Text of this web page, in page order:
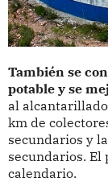
También se
potable y se
al
km de
secundarios y
secundarios. El
calendario.